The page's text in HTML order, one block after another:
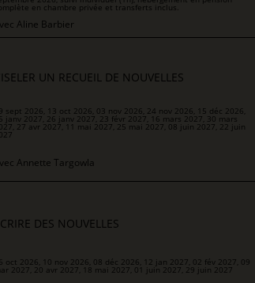
en chambre privée et transferts inclus.
Aline Barbier
UN RECUEIL DE NOUVELLES
sept 2026, 13 oct 2026, 03 nov 2026, 24 nov 2026, 15 déc 2026,
janv 2027, 26 janv 2027, 23 févr 2027, 16 mars 2027, 30 mars
27 avr 2027, 11 mai 2027, 25 mai 2027, 08 juin 2027, 22 juin
Annette Targowla
DES NOUVELLES
oct 2026, 10 nov 2026, 08 déc 2026, 12 jan 2027, 02 fév 2027, 09
2027, 20 avr 2027, 18 mai 2027, 01 juin 2027, 29 juin 2027